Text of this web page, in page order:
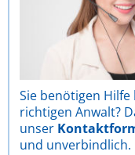
Sie benötigen
richtigen Anwalt?
unser
und unverbindlich.